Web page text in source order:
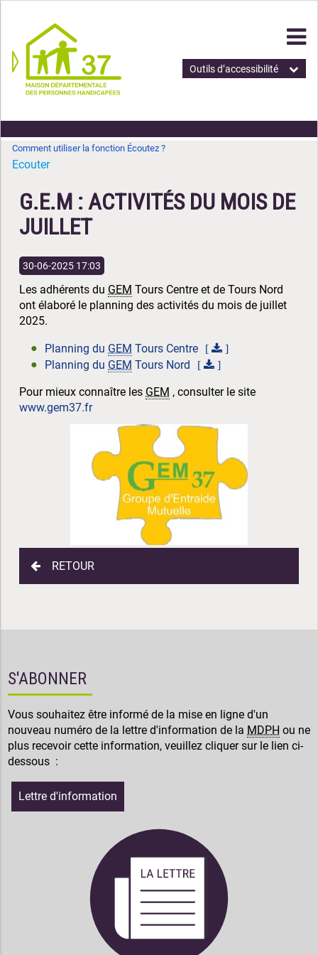
Outils d’accessibilité
Comment utiliser la fonction Écoutez ?
Ecouter
G.E.M : ACTIVITÉS DU MOIS DE
JUILLET
30-06-2025 17:03
Les adhérents du GEM Tours Centre et de Tours Nord
ont élaboré le planning des activités du mois de juillet
2025.
Planning du GEM Tours Centre
Planning du GEM Tours Nord
Pour mieux connaître les GEM , consulter le site
www.gem37.fr
RETOUR
S'ABONNER
Vous souhaitez être informé de la mise en ligne d'un
nouveau numéro de la lettre d'information de la MDPH ou ne
plus recevoir cette information, veuillez cliquer sur le lien ci-
dessous :
Lettre d'information